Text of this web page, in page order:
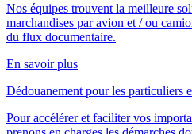
Nos équipes trouvent la meilleure
marchandises par avion et / ou
du flux documentaire.
En savoir plus
Dédouanement pour les particuliers
Pour accélérer et faciliter vos